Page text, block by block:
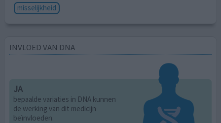
misselijkheid
INVLOED VAN DNA
JA
bepaalde variaties in DNA kunnen
de werking van dit medicijn
beïnvloeden.